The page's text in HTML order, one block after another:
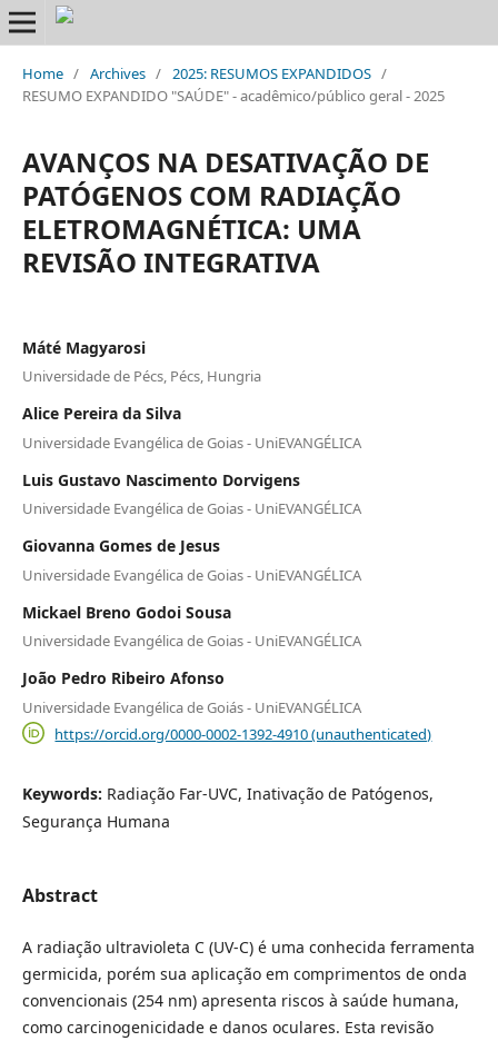
Home / Archives / 2025: RESUMOS EXPANDIDOS /
RESUMO EXPANDIDO "SAÚDE" - acadêmico/público geral - 2025
AVANÇOS NA DESATIVAÇÃO DE
PATÓGENOS COM RADIAÇÃO
ELETROMAGNÉTICA: UMA
REVISÃO INTEGRATIVA
Máté Magyarosi
Universidade de Pécs, Pécs, Hungria
Alice Pereira da Silva
Universidade Evangélica de Goias - UniEVANGÉLICA
Luis Gustavo Nascimento Dorvigens
Universidade Evangélica de Goias - UniEVANGÉLICA
Giovanna Gomes de Jesus
Universidade Evangélica de Goias - UniEVANGÉLICA
Mickael Breno Godoi Sousa
Universidade Evangélica de Goias - UniEVANGÉLICA
João Pedro Ribeiro Afonso
Universidade Evangélica de Goiás - UniEVANGÉLICA
https://orcid.org/0000-0002-1392-4910 (unauthenticated)
Keywords: Radiação Far-UVC, Inativação de Patógenos,
Segurança Humana
Abstract
A radiação ultravioleta C (UV-C) é uma conhecida ferramenta
germicida, porém sua aplicação em comprimentos de onda
convencionais (254 nm) apresenta riscos à saúde humana,
como carcinogenicidade e danos oculares. Esta revisão